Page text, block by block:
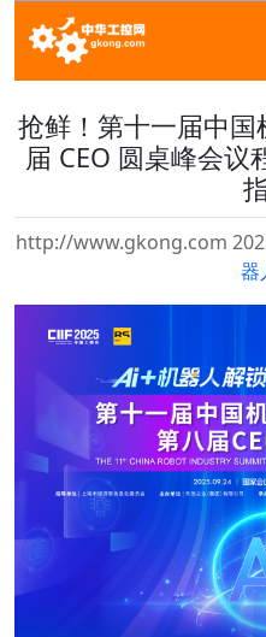
抢鲜！第十一届中
届 CEO 圆桌峰会议
http://www.gkong.com
器